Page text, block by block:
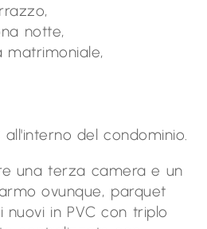
notte,
matrimoniale,
all'interno del condominio.
una terza camera e un
ovunque, parquet
nuovi in PVC con triplo